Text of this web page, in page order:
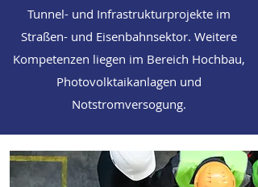
Tunnel- und Infrastrukturprojekte im
Straßen- und Eisenbahnsektor. Weitere
Kompetenzen liegen im Bereich Hochbau,
Photovolktaikanlagen und
Notstromversogung.